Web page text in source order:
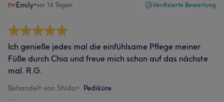
Emily•vor 16 Tagen Verifizierte Bewertung
Ich genieße jedes mal die einfühlsame Pflege meiner
Füße durch Chia und freue mich schon auf das nächste
mal. R.G.
Behandelt von Shida• Pediküre